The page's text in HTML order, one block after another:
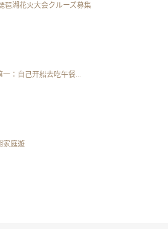
琶湖花火大会クルーズ募集
一：自己开船去吃午餐...
家庭遊